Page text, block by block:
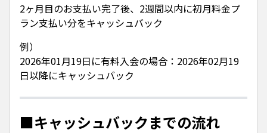
2ヶ月目のお支払い完了後、2週間以内に初月料金プ
ラン支払い分をキャッシュバック
例）
2026年01月19日に有料入会の場合：2026年02月19
日以降にキャッシュバック
■キャッシュバックまでの流れ